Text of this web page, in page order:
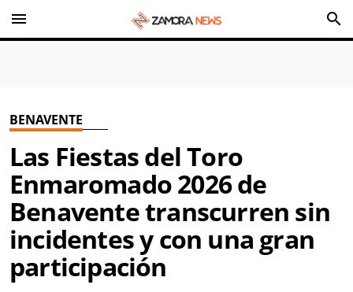
menu search
BENAVENTE
Las Fiestas del Toro
Enmaromado 2026 de
Benavente transcurren sin
incidentes y con una gran
participación